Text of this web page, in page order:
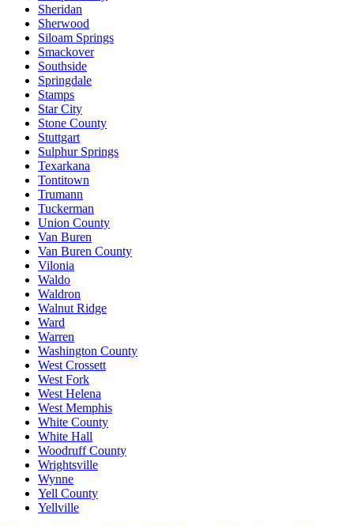
Sheridan
Sherwood
Siloam Springs
Smackover
Southside
Springdale
Stamps
Star City
Stone County
Stuttgart
Sulphur Springs
Texarkana
Tontitown
Trumann
Tuckerman
Union County
Van Buren
Van Buren County
Vilonia
Waldo
Waldron
Walnut Ridge
Ward
Warren
Washington County
West Crossett
West Fork
West Helena
West Memphis
White County
White Hall
Woodruff County
Wrightsville
Wynne
Yell County
Yellville